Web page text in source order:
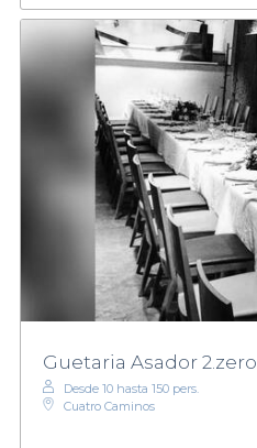
Guetaria Asador 2.zero
Desde 10 hasta 150 pers.
Cuatro Caminos